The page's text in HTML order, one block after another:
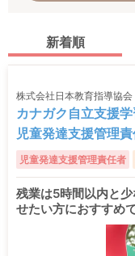
新着順
株式会社日本教育指導協会
カナガク自立支援
児童発達支援管理
児童発達支援管理責任者
残業は5時間以内と
せたい方におすすめで